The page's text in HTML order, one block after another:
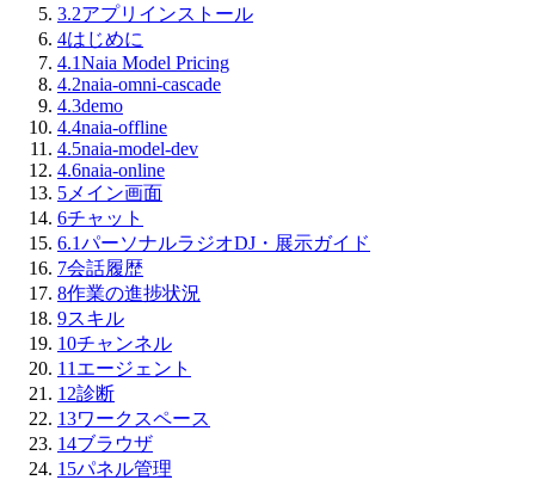
3.2アプリインストール
4はじめに
4.1Naia Model Pricing
4.2naia-omni-cascade
4.3demo
4.4naia-offline
4.5naia-model-dev
4.6naia-online
5 メイン画面
6チャット
6.1パーソナルラジオDJ・展示ガイド
7会話履歴
8作業の進捗状況
9スキル
10チャンネル
11 エージェント
12診断
13ワークスペース
14ブラウザ
15パネル管理